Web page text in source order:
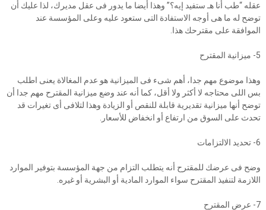
عقله “طب أنا هـ ستفيد إيه؟” وهذا أيضا ما يدور فى عقل مديرك، لذا عليك أن
توضح له ما هى أوجه الاستفادة التى ستعود عليه وعلى المؤسسة عند
الموافقة على مقترحك هذا.
5- ميزانية المقترح
وهذا موضوع مهم جدا، أهم شىء فى الميزانية هو عدم المغالاة يعنى اطلب
بس اللى محتاجه لا أكثر ولا أقل، كما أنه عند وضع ميزانية المقترح مهم جدا أن
توضح أنها ميزانية تقديرية قابلة للنقص أو الزيادة وهذا لتلافى أى تغيرات قد
تحدث على السوق من ارتفاع أو انخفاض للأسعار.
6- تحديد الالتزامات
وضح فى عرضك للمقترح أنه يتطلب التزام من جهة المؤسسة بتوفير الموارد
اللازمة لتنفيذ المقترح سواء الموارد المادية أو البشرية أو غيره.
7- عرض المقترح